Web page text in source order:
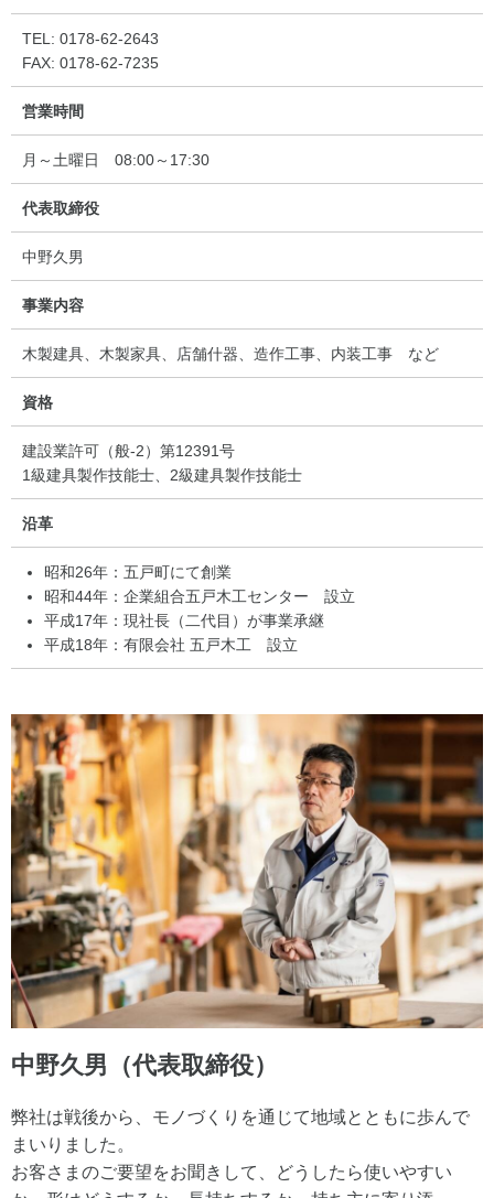
TEL: 0178-62-2643
FAX: 0178-62-7235
営業時間
月～土曜日 08:00～17:30
代表取締役
中野久男
事業内容
木製建具、木製家具、店舗什器、造作工事、内装工事 など
資格
建設業許可（般-2）第12391号
1級建具製作技能士、2級建具製作技能士
沿革
昭和26年：五戸町にて創業
昭和44年：企業組合五戸木工センター 設立
平成17年：現社長（二代目）が事業承継
平成18年：有限会社 五戸木工 設立
中野久男（代表取締役）
弊社は戦後から、モノづくりを通じて地域とともに歩んで
まいりました。
お客さまのご要望をお聞きして、どうしたら使いやすい